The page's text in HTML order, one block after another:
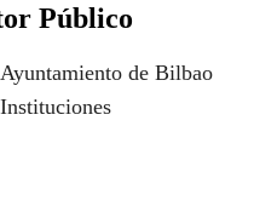
Público
Ayuntamiento de Bilbao
Instituciones